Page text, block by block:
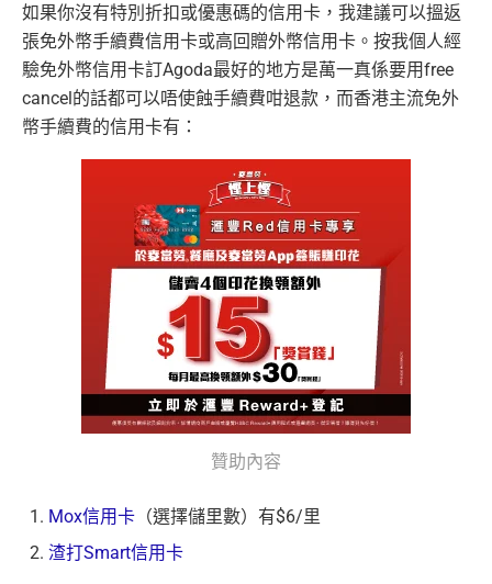
如果你沒有特別折扣或優惠碼的信用卡，我建議可以搵返
張免外幣手續費信用卡或高回贈外幣信用卡。按我個人經
驗免外幣信用卡訂Agoda最好的地方是萬一真係要用free
cancel的話都可以唔使蝕手續費咁退款，而香港主流免外
幣手續費的信用卡有：
贊助內容
Mox信用卡 （選擇儲里數）有$6/里
渣打Smart信用卡